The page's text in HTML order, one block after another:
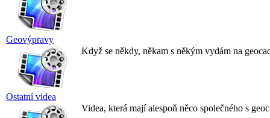
Geovýpravy
Když se někdy, někam s někým vydám na
Ostatní videa
Videa, která mají alespoň něco společného s